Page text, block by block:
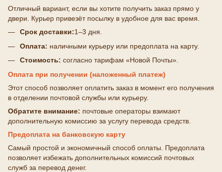
Отличный вариант, если вы хотите получить заказ прямо у
двери. Курьер привезёт посылку в удобное для вас время.
Срок доставки:1–3 дня.
Оплата: наличными курьеру или предоплата на карту.
Стоимость: согласно тарифам «Новой Почты».
Оплата при получении (наложенный платеж)
Этот способ позволяет оплатить заказ в момент его получения
в отделении почтовой службы или курьеру.
Обратите внимание: почтовые операторы взимают
дополнительную комиссию за услугу перевода средств.
Предоплата на банковскую карту
Самый простой и экономичный способ оплаты. Предоплата
позволяет избежать дополнительных комиссий почтовых
служб за перевод денег.